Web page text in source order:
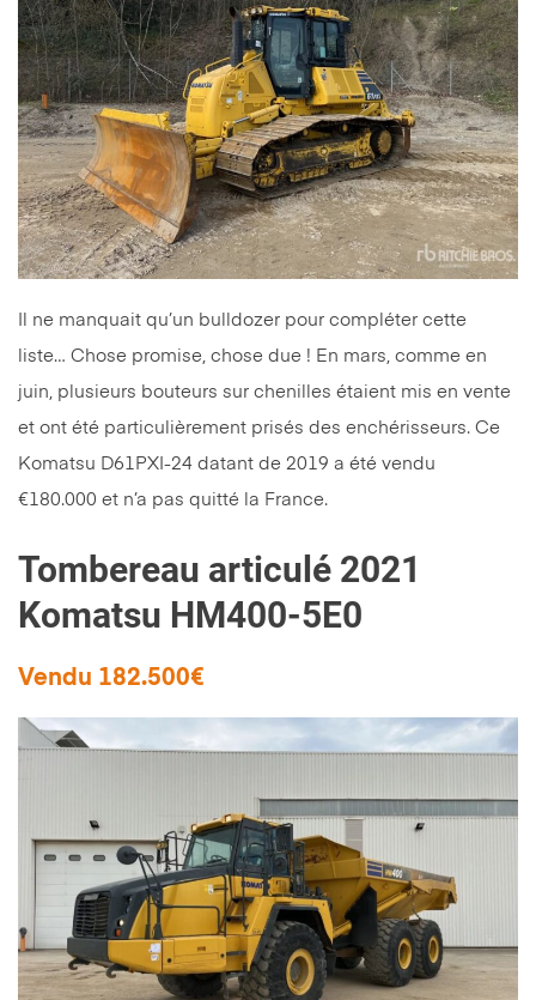
Il ne manquait qu’un bulldozer pour compléter cette
liste… Chose promise, chose due ! En mars, comme en
juin, plusieurs bouteurs sur chenilles étaient mis en vente
et ont été particulièrement prisés des enchérisseurs. Ce
Komatsu D61PXI-24 datant de 2019 a été vendu
€180.000 et n’a pas quitté la France.
Tombereau articulé 2021
Komatsu HM400-5E0
Vendu 182.500€